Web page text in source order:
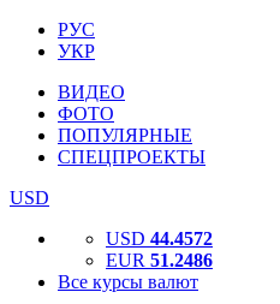
РУС
УКР
ВИДЕО
ФОТО
ПОПУЛЯРНЫЕ
СПЕЦПРОЕКТЫ
USD
USD 44.4572
EUR 51.2486
Все курсы валют